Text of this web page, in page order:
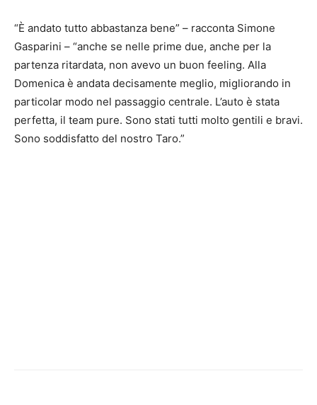
“È andato tutto abbastanza bene” – racconta Simone
Gasparini – “anche se nelle prime due, anche per la
partenza ritardata, non avevo un buon feeling. Alla
Domenica è andata decisamente meglio, migliorando in
particolar modo nel passaggio centrale. L’auto è stata
perfetta, il team pure. Sono stati tutti molto gentili e bravi.
Sono soddisfatto del nostro Taro.”